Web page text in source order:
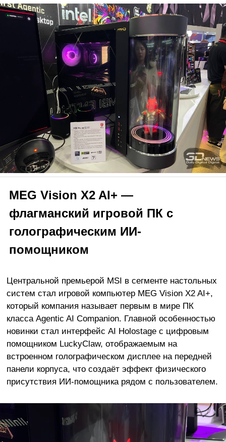
MEG Vision X2 AI+ —
флагманский игровой ПК с
голографическим ИИ-
помощником
Центральной премьерой MSI в сегменте настольных
систем стал игровой компьютер MEG Vision X2 AI+,
который компания называет первым в мире ПК
класса Agentic AI Companion. Главной особенностью
новинки стал интерфейс AI Holostage с цифровым
помощником LuckyClaw, отображаемым на
встроенном голографическом дисплее на передней
панели корпуса, что создаёт эффект физического
присутствия ИИ-помощника рядом с пользователем.